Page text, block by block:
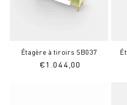
Étagère à tiroirs SB037
Prix
€1.044,00